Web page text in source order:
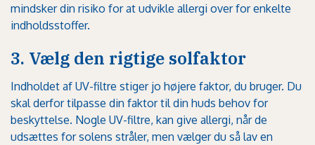
mindsker din risiko for at udvikle allergi over for enkelte
indholdsstoffer.
3. Vælg den rigtige solfaktor
Indholdet af UV-filtre stiger jo højere faktor, du bruger. Du
skal derfor tilpasse din faktor til din huds behov for
beskyttelse. Nogle UV-filtre, kan give allergi, når de
udsættes for solens stråler, men vælger du så lav en